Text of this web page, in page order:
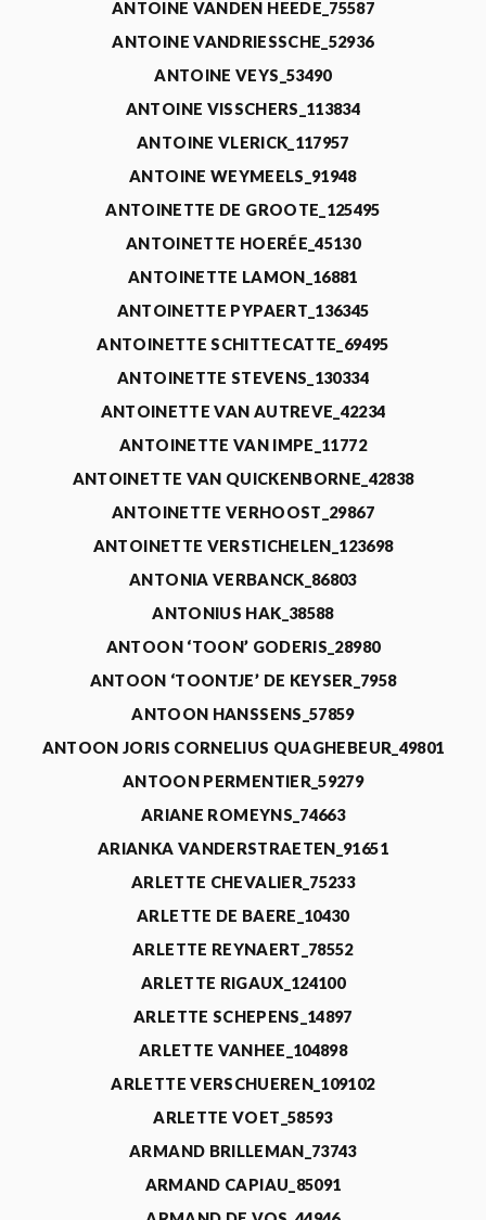
ANTOINE VANDEN HEEDE_75587
ANTOINE VANDRIESSCHE_52936
ANTOINE VEYS_53490
ANTOINE VISSCHERS_113834
ANTOINE VLERICK_117957
ANTOINE WEYMEELS_91948
ANTOINETTE DE GROOTE_125495
ANTOINETTE HOERÉE_45130
ANTOINETTE LAMON_16881
ANTOINETTE PYPAERT_136345
ANTOINETTE SCHITTECATTE_69495
ANTOINETTE STEVENS_130334
ANTOINETTE VAN AUTREVE_42234
ANTOINETTE VAN IMPE_11772
ANTOINETTE VAN QUICKENBORNE_42838
ANTOINETTE VERHOOST_29867
ANTOINETTE VERSTICHELEN_123698
ANTONIA VERBANCK_86803
ANTONIUS HAK_38588
ANTOON ‘TOON’ GODERIS_28980
ANTOON ‘TOONTJE’ DE KEYSER_7958
ANTOON HANSSENS_57859
ANTOON JORIS CORNELIUS QUAGHEBEUR_49801
ANTOON PERMENTIER_59279
ARIANE ROMEYNS_74663
ARIANKA VANDERSTRAETEN_91651
ARLETTE CHEVALIER_75233
ARLETTE DE BAERE_10430
ARLETTE REYNAERT_78552
ARLETTE RIGAUX_124100
ARLETTE SCHEPENS_14897
ARLETTE VANHEE_104898
ARLETTE VERSCHUEREN_109102
ARLETTE VOET_58593
ARMAND BRILLEMAN_73743
ARMAND CAPIAU_85091